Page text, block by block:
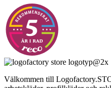
Välkommen till